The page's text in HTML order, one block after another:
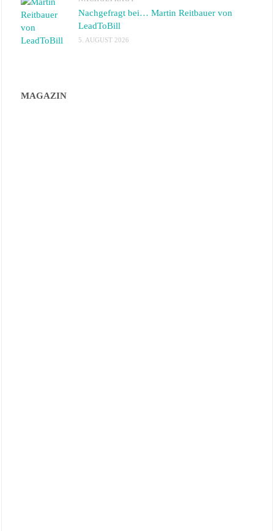
Nachgefragt bei… Martin Reitbauer von
LeadToBill
5. AUGUST 2026
MAGAZIN